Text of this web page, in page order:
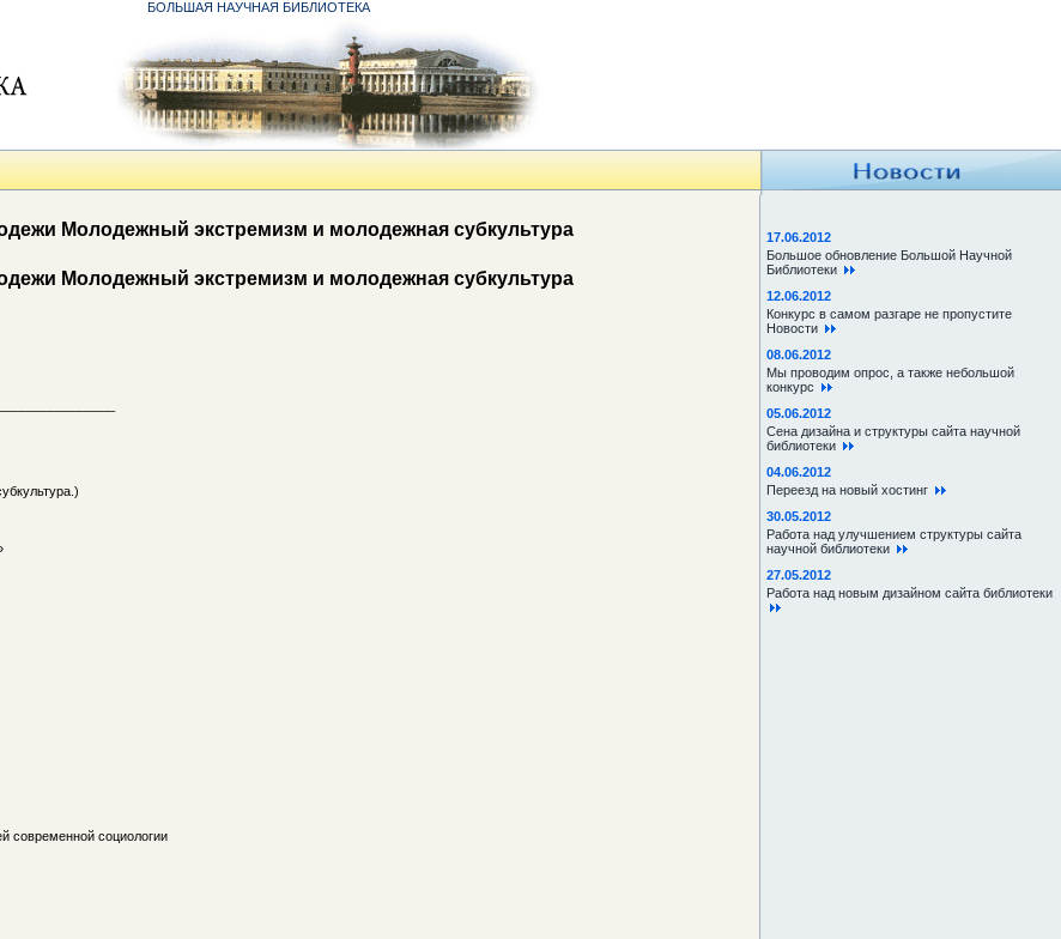
БОЛЬШАЯ НАУЧНАЯ БИБЛИОТЕКА
Молодежный экстремизм и молодежная субкультура
Молодежный экстремизм и молодежная субкультура
современной социологии
17.06.2012
Большое обновление Большой Научной
Библиотеки
12.06.2012
Конкурс в самом разгаре не пропустите
Новости
08.06.2012
Мы проводим опрос, а также небольшой
конкурс
05.06.2012
Сена дизайна и структуры сайта научной
библиотеки
04.06.2012
Переезд на новый хостинг
30.05.2012
Работа над улучшением структуры сайта
научной библиотеки
27.05.2012
Работа над новым дизайном сайта библиотеки